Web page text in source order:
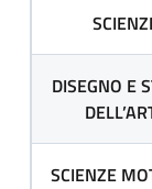
DISEGNO E
SCIENZE